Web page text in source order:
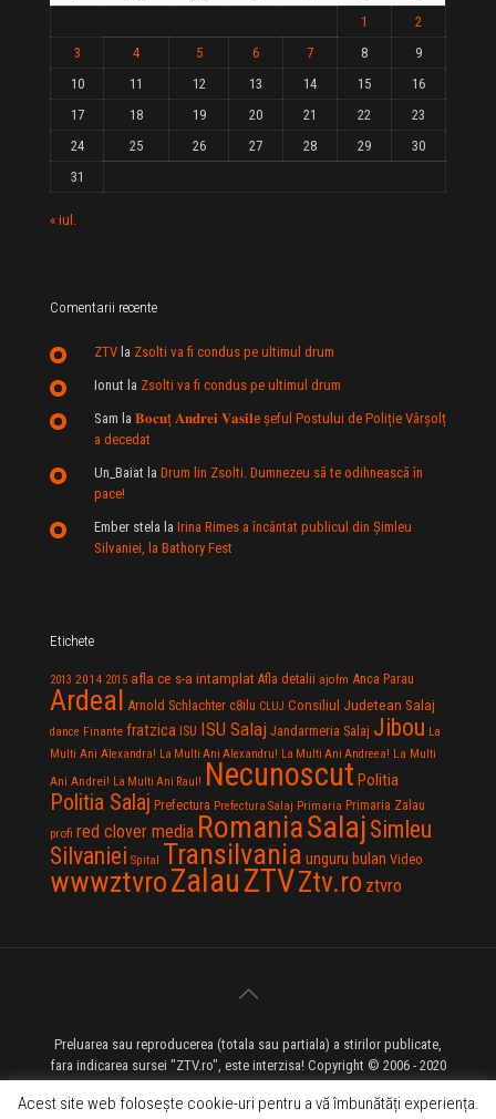
1
2
3
4 5 6 7 8
9
10
11 12 13 14 15
16
17
18 19 20 21 22
23
24
25 26 27 28 29
30
31
« iul.
Comentarii recente
ZTV la Zsolti va fi condus pe ultimul drum
Ionut la Zsolti va fi condus pe ultimul drum
Sam la 𝐁𝐨𝐜𝐮ț 𝐀𝐧𝐝𝐫𝐞𝐢 𝐕𝐚𝐬𝐢𝐥e şeful Postului de Poliție Vârșolț
a decedat
Un_Baiat la Drum lin Zsolti. Dumnezeu sã te odihneascã în
pace!
Ember stela la Irina Rimes a încântat publicul din Şimleu
Silvaniei, la Bathory Fest
Etichete
2013 2014 2015 afla ce s-a intamplat Afla detalii ajofm Anca Parau
Ardeal Arnold Schlachter c8ilu CLUJ Consiliul Judetean Salaj
dance Finante fratzica ISU ISU Salaj Jandarmeria Salaj Jibou La
Multi Ani Alexandra! La Multi Ani Alexandru! La Multi Ani Andreea! La Multi
Ani Andrei! La Multi Ani Raul! Necunoscut Politia
Politia Salaj Prefectura Prefectura Salaj Primaria Primaria Zalau
profi red clover media RomaniaSalaj Simleu
Silvaniei Spital Transilvania unguru bulan Video
wwwztvroZalauZTVZtv.ro ztvro
Preluarea sau reproducerea (totala sau partiala) a stirilor publicate,
fara indicarea sursei "ZTV.ro", este interzisa! Copyright © 2006 - 2020
ZTV.ro - Televiziune pe Internet - Zalau TV
Acest site web folosește cookie-uri pentru a vă îmbunătăți experiența.